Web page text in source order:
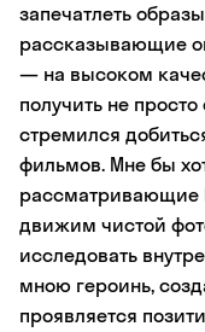
запечатлеть
рассказывающие
— на высоком
получить не
стремился
фильмов. Мне бы
рассматривающие
движим чистой
исследовать
мною героинь,
проявляется